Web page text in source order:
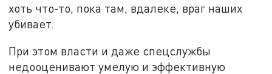
хоть что-то, пока там, вдалеке, враг наших
убивает.
При этом власти и даже спецслужбы
недооценивают умелую и эффективную